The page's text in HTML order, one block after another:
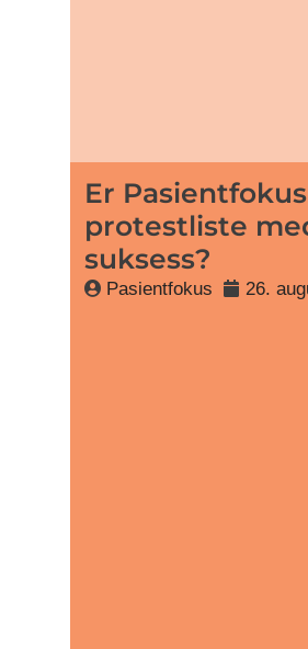
Er
protestliste
suksess?
Pasientfokus 26.